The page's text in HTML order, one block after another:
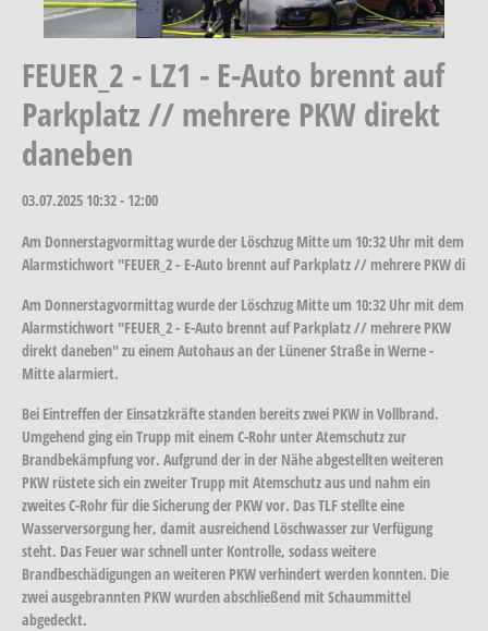
FEUER_2 - LZ1 - E-Auto brennt auf
Parkplatz // mehrere PKW direkt
daneben
03.07.2025 10:32 - 12:00
Am Donnerstagvormittag wurde der Löschzug Mitte um 10:32 Uhr mit dem
Alarmstichwort "FEUER_2 - E-Auto brennt auf Parkplatz // mehrere PKW di
Am Donnerstagvormittag wurde der Löschzug Mitte um 10:32 Uhr mit dem
Alarmstichwort "FEUER_2 - E-Auto brennt auf Parkplatz // mehrere PKW
direkt daneben" zu einem Autohaus an der Lünener Straße in Werne -
Mitte alarmiert.
Bei Eintreffen der Einsatzkräfte standen bereits zwei PKW in Vollbrand.
Umgehend ging ein Trupp mit einem C-Rohr unter Atemschutz zur
Brandbekämpfung vor. Aufgrund der in der Nähe abgestellten weiteren
PKW rüstete sich ein zweiter Trupp mit Atemschutz aus und nahm ein
zweites C-Rohr für die Sicherung der PKW vor. Das TLF stellte eine
Wasserversorgung her, damit ausreichend Löschwasser zur Verfügung
steht. Das Feuer war schnell unter Kontrolle, sodass weitere
Brandbeschädigungen an weiteren PKW verhindert werden konnten. Die
zwei ausgebrannten PKW wurden abschließend mit Schaummittel
abgedeckt.